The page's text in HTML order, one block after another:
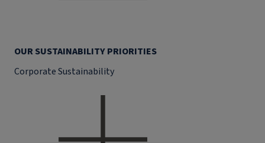
OUR SUSTAINABILITY PRIORITIES
Corporate Sustainability